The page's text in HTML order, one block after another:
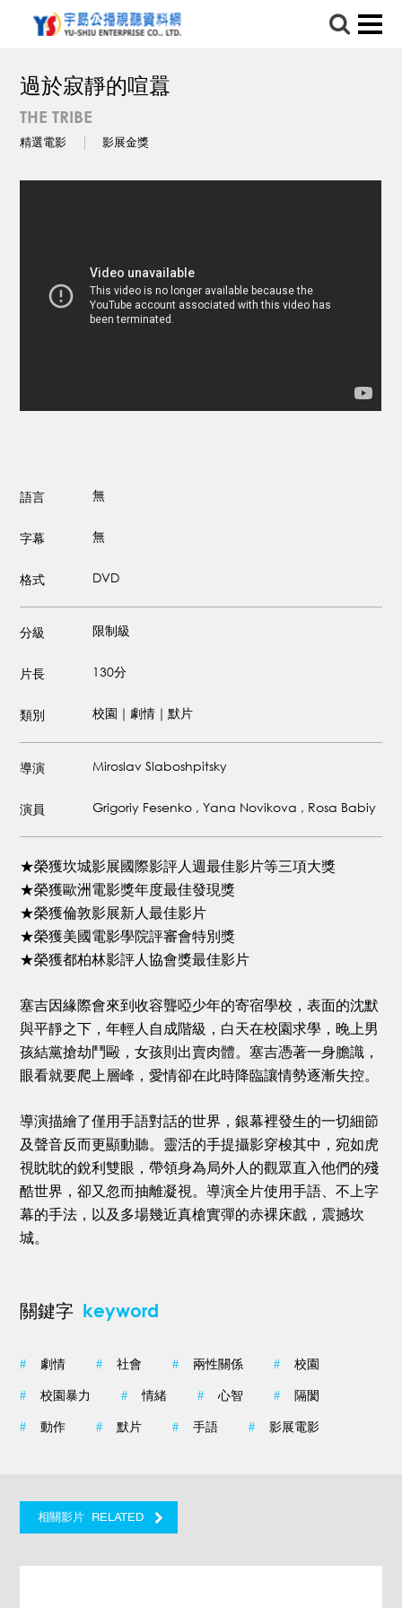
過於寂靜的喧囂
THE TRIBE
精選電影 影展金獎
語言 無
字幕 無
格式 DVD
分級 限制級
片長 130分
類別 校園｜劇情｜默片
導演 Miroslav Slaboshpitsky
演員 Grigoriy Fesenko , Yana Novikova , Rosa Babiy
★榮獲坎城影展國際影評人週最佳影片等三項大獎
★榮獲歐洲電影獎年度最佳發現獎
★榮獲倫敦影展新人最佳影片
★榮獲美國電影學院評審會特別獎
★榮獲都柏林影評人協會獎最佳影片
塞吉因緣際會來到收容聾啞少年的寄宿學校，表面的沈默
與平靜之下，年輕人自成階級，白天在校園求學，晚上男
孩結黨搶劫鬥毆，女孩則出賣肉體。塞吉憑著一身膽識，
眼看就要爬上層峰，愛情卻在此時降臨讓情勢逐漸失控。
導演描繪了僅用手語對話的世界，銀幕裡發生的一切細節
及聲音反而更顯動聽。靈活的手提攝影穿梭其中，宛如虎
視眈眈的銳利雙眼，帶領身為局外人的觀眾直入他們的殘
酷世界，卻又忽而抽離凝視。導演全片使用手語、不上字
幕的手法，以及多場幾近真槍實彈的赤裸床戲，震撼坎
城。
關鍵字 keyword
# 劇情 # 社會 # 兩性關係 # 校園
# 校園暴力 # 情緒 # 心智 # 隔閡
# 動作 # 默片 # 手語 # 影展電影
相關影片 RELATED